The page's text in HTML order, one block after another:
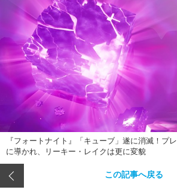
『フォートナイト』「キューブ」遂に消滅！プ
に導かれ、リーキー・レイクは更に変貌
この記事へ戻る